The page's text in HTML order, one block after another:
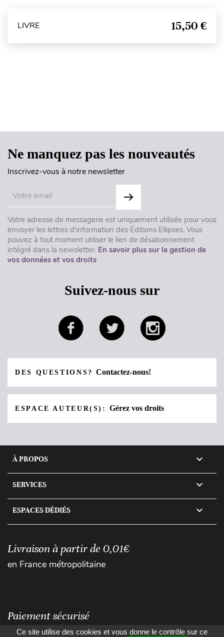
LIVRE 15,50 €
Ne manquez pas les nouveautés
Inscrivez-vous à notre newsletter
Votre adresse de messagerie est uniquement utilisée pour vous
envoyer les lettres d'information des Éditions Ellipses. Vous
pouvez à tout moment utiliser le lien de désabonnement
intégré dans la newsletter. En savoir plus sur la gestion de
vos données et vos droits
Suivez-nous sur
DES QUESTIONS?Contactez-nous!
ESPACE AUTEUR(S):Gérez vos droits
À PROPOS 
SERVICES 
ESPACES DÉDIÉS 
Livraison à partir de 0,01€
en France métropolitaine
Paiement sécurisé
Ce site utilise des cookies et vous donne le contrôle sur ce